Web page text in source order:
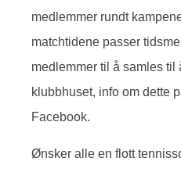
medlemmer rundt
matchtidene passer
medlemmer til å samles til
klubbhuset, info om dette
Facebook.
Ønsker alle en flott